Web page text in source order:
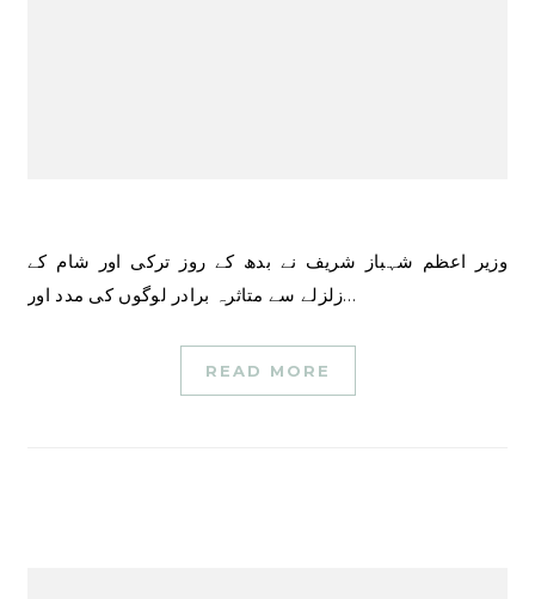
وزیر اعظم شہباز شریف نے بدھ کے روز ترکی اور شام کے
زلزلے سے متاثرہ برادر لوگوں کی مدد اور…
READ MORE